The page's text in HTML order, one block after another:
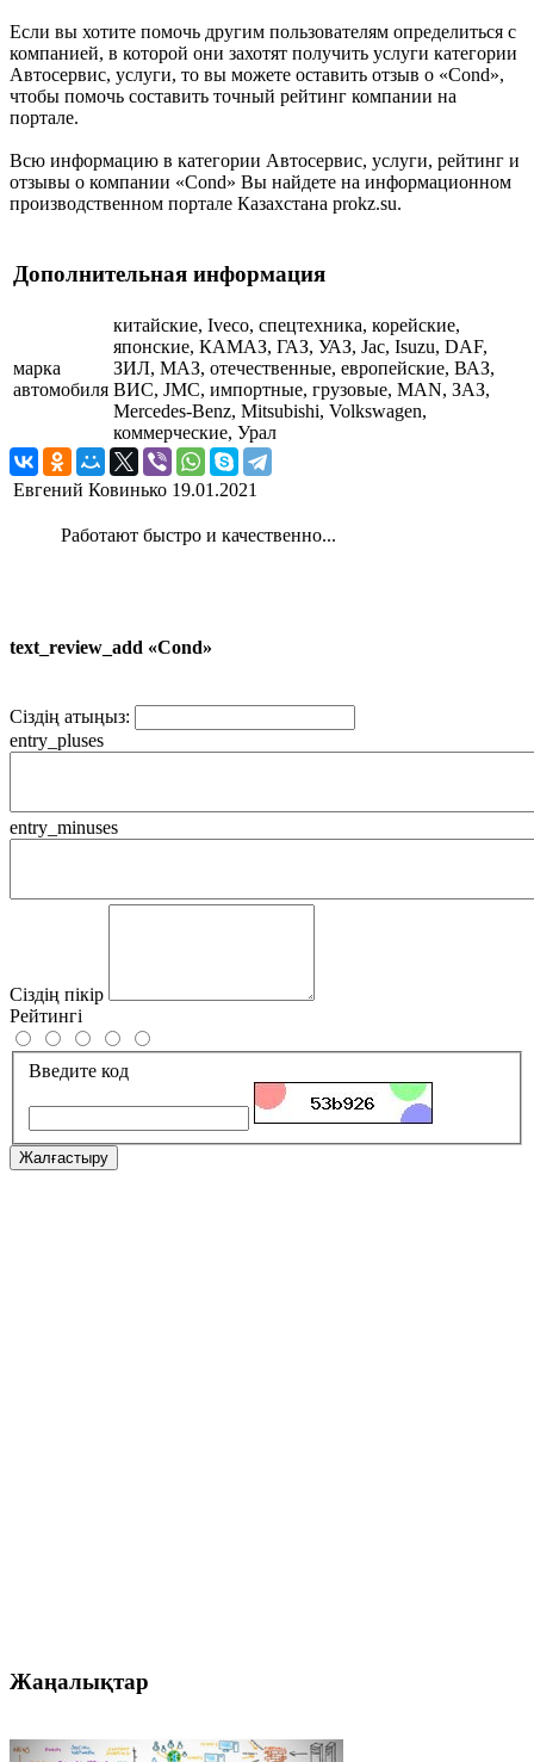
Если вы хотите помочь другим пользователям определиться с
компанией, в которой они захотят получить услуги категории
Автосервис, услуги, то вы можете оставить отзыв о «Cond»,
чтобы помочь составить точный рейтинг компании на
портале.
Всю информацию в категории Автосервис, услуги, рейтинг и
отзывы о компании «Cond» Вы найдете на информационном
производственном портале Казахстана prokz.su.
Дополнительная информация
марка
автомобиля
китайские, Iveco, спецтехника, корейские,
японские, КАМАЗ, ГАЗ, УАЗ, Jac, Isuzu, DAF,
ЗИЛ, МАЗ, отечественные, европейские, ВАЗ,
ВИС, JMC, импортные, грузовые, MAN, ЗАЗ,
Mercedes-Benz, Mitsubishi, Volkswagen,
коммерческие, Урал
Евгений Ковинько 19.01.2021
Работают быстро и качественно...
text_review_add «Cond»
Сіздің атыңыз:
entry_pluses
entry_minuses
Сіздің пікір
Рейтингі
Введите код
Жалғастыру
Жаңалықтар